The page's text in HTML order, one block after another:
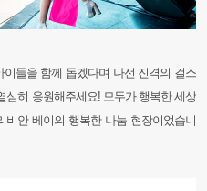
들을 함께 돕겠다며 나선 진격의 걸스
심히 응원해주세요! 모두가 행복한 세상
비안 베이의 행복한 나눔 현장이었습니